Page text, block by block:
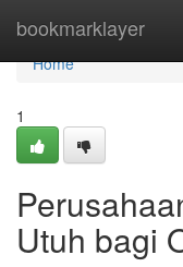
bookmarklayer
Home
Home
1
Utuh bagi